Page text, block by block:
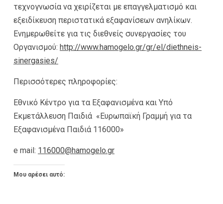
τεχνογνωσία να χειρίζεται με επαγγελματισμό και
εξειδίκευση περιστατικά εξαφανίσεων ανηλίκων.
Ενημερωθείτε για τις διεθνείς συνεργασίες του
Οργανισμού: http://www.hamogelo.gr/gr/el/diethneis-
sinergasies/
Περισσότερες πληροφορίες:
Εθνικό Κέντρο για τα Εξαφανισμένα και Υπό
Εκμετάλλευση Παιδιά «Ευρωπαϊκή Γραμμή για τα
Εξαφανισμένα Παιδιά 116000»
e mail: 116000@hamogelo.gr
Μου αρέσει αυτό: